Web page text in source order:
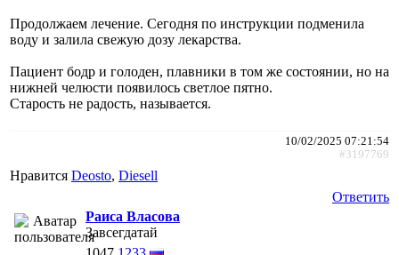
Продолжаем лечение. Сегодня по инструкции подменила
воду и залила свежую дозу лекарства.
Пациент бодр и голоден, плавники в том же состоянии, но на
нижней челюсти появилось светлое пятно.
Старость не радость, называется.
10/02/2025 07:21:54
#3197769
Нравится Deosto, Diesell
Ответить
Раиса Власова
Завсегдатай